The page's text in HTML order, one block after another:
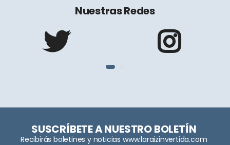
Nuestras Redes
SUSCRÍBETE A NUESTRO BOLETÍN
Recibirás boletines y noticias www.laraizinvertida.com